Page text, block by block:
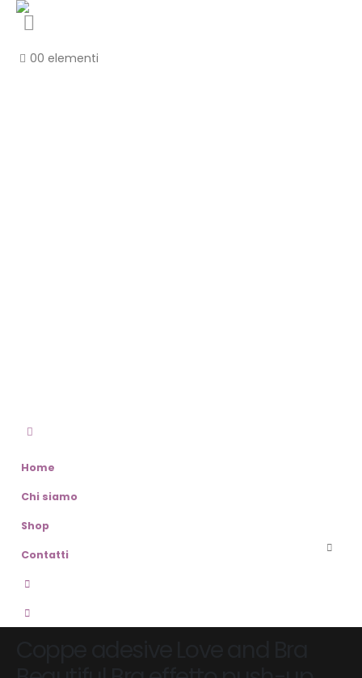
00 elementi
Home
Chi siamo
Shop
Contatti